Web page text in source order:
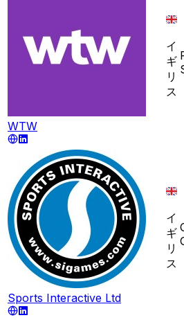
WTW
イ
ギ
リ
ス
Sports Interactive Ltd
イ
ギ
リ
ス